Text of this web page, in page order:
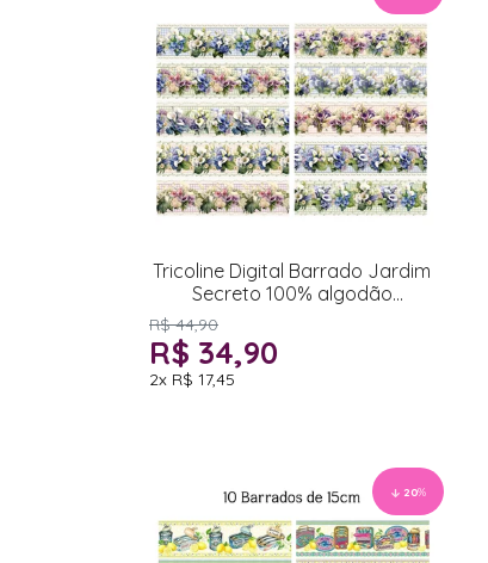
Tricoline Digital Barrado Jardim
Secreto 100% algodão
R$ 44,90
R$ 34,90
2x R$ 17,45
20%